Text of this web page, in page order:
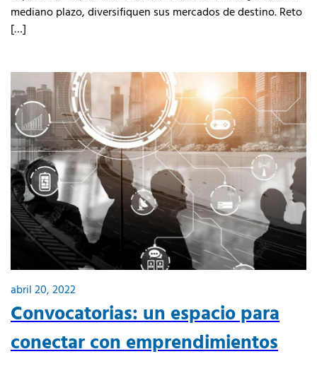
mediano plazo, diversifiquen sus mercados de destino. Reto
[…]
abril 20, 2022
Convocatorias: un espacio para
conectar con emprendimientos